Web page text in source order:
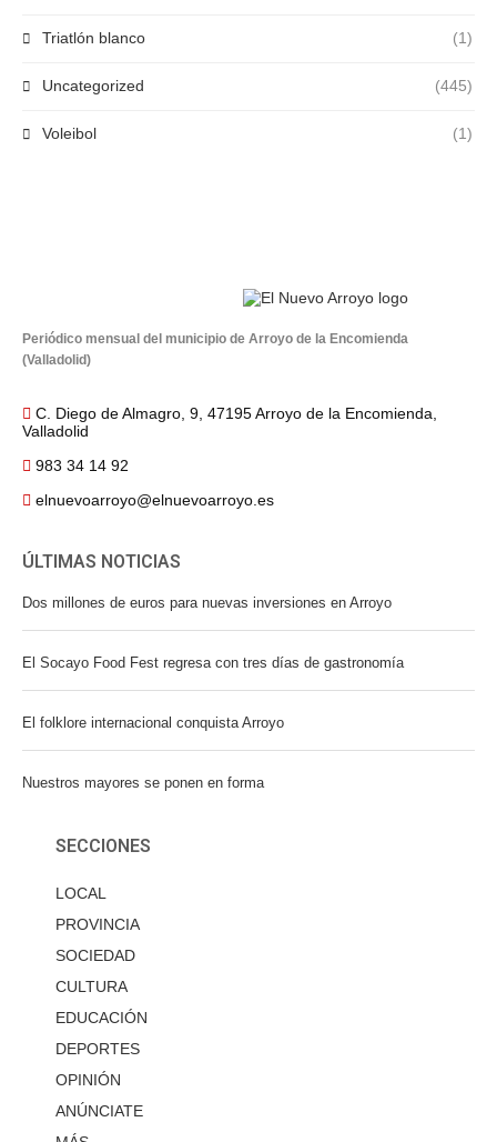
Triatlón blanco (1)
Uncategorized (445)
Voleibol (1)
Periódico mensual del municipio de Arroyo de la Encomienda
(Valladolid)
C. Diego de Almagro, 9, 47195 Arroyo de la Encomienda,
Valladolid
983 34 14 92
elnuevoarroyo@elnuevoarroyo.es
ÚLTIMAS NOTICIAS
Dos millones de euros para nuevas inversiones en Arroyo
El Socayo Food Fest regresa con tres días de gastronomía
El folklore internacional conquista Arroyo
Nuestros mayores se ponen en forma
SECCIONES
LOCAL
PROVINCIA
SOCIEDAD
CULTURA
EDUCACIÓN
DEPORTES
OPINIÓN
ANÚNCIATE